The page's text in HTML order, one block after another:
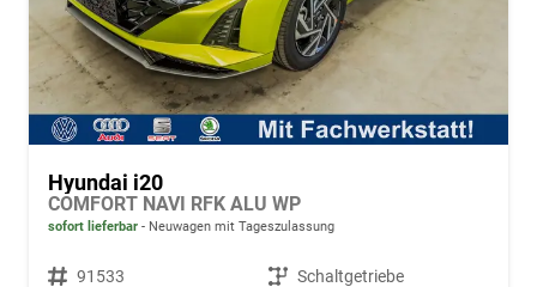
Hyundai i20
COMFORT NAVI RFK ALU WP
sofort lieferbar Neuwagen mit Tageszulassung
Fahrzeugnr. 91533 Getriebe Schaltgetriebe